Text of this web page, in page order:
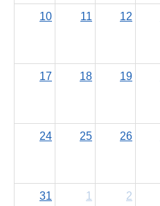
10 11 12
17 18 19
24 25 26
31 1 2